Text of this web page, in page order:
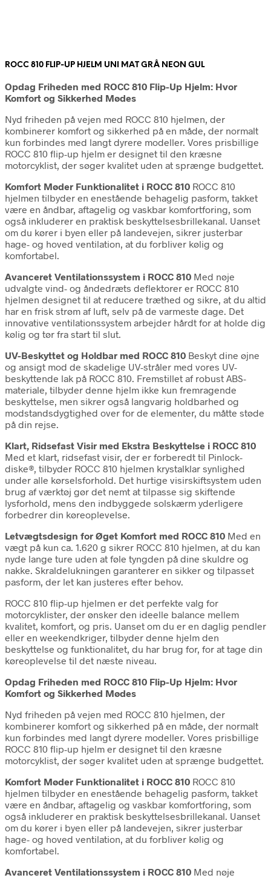
ROCC 810 FLIP-UP HJELM UNI MAT GRÅ NEON GUL
Opdag Friheden med ROCC 810 Flip-Up Hjelm: Hvor
Komfort og Sikkerhed Mødes
Nyd friheden på vejen med ROCC 810 hjelmen, der
kombinerer komfort og sikkerhed på en måde, der normalt
kun forbindes med langt dyrere modeller. Vores prisbillige
ROCC 810 flip-up hjelm er designet til den kræsne
motorcyklist, der søger kvalitet uden at sprænge budgettet.
Komfort Møder Funktionalitet i ROCC 810 ROCC 810
hjelmen tilbyder en enestående behagelig pasform, takket
være en åndbar, aftagelig og vaskbar komfortforing, som
også inkluderer en praktisk beskyttelsesbrillekanal. Uanset
om du kører i byen eller på landevejen, sikrer justerbar
hage- og hoved ventilation, at du forbliver kølig og
komfortabel.
Avanceret Ventilationssystem i ROCC 810 Med nøje
udvalgte vind- og åndedræts deflektorer er ROCC 810
hjelmen designet til at reducere træthed og sikre, at du altid
har en frisk strøm af luft, selv på de varmeste dage. Det
innovative ventilationssystem arbejder hårdt for at holde dig
kølig og tør fra start til slut.
UV-Beskyttet og Holdbar med ROCC 810 Beskyt dine øjne
og ansigt mod de skadelige UV-stråler med vores UV-
beskyttende lak på ROCC 810. Fremstillet af robust ABS-
materiale, tilbyder denne hjelm ikke kun fremragende
beskyttelse, men sikrer også langvarig holdbarhed og
modstandsdygtighed over for de elementer, du måtte støde
på din rejse.
Klart, Ridsefast Visir med Ekstra Beskyttelse i ROCC 810
Med et klart, ridsefast visir, der er forberedt til Pinlock-
diske®, tilbyder ROCC 810 hjelmen krystalklar synlighed
under alle kørselsforhold. Det hurtige visirskiftsystem uden
brug af værktøj gør det nemt at tilpasse sig skiftende
lysforhold, mens den indbyggede solskærm yderligere
forbedrer din køreoplevelse.
Letvægtsdesign for Øget Komfort med ROCC 810 Med en
vægt på kun ca. 1.620 g sikrer ROCC 810 hjelmen, at du kan
nyde lange ture uden at føle tyngden på dine skuldre og
nakke. Skraldelukningen garanterer en sikker og tilpasset
pasform, der let kan justeres efter behov.
ROCC 810 flip-up hjelmen er det perfekte valg for
motorcyklister, der ønsker den ideelle balance mellem
kvalitet, komfort, og pris. Uanset om du er en daglig pendler
eller en weekendkriger, tilbyder denne hjelm den
beskyttelse og funktionalitet, du har brug for, for at tage din
køreoplevelse til det næste niveau.
Opdag Friheden med ROCC 810 Flip-Up Hjelm: Hvor
Komfort og Sikkerhed Mødes
Nyd friheden på vejen med ROCC 810 hjelmen, der
kombinerer komfort og sikkerhed på en måde, der normalt
kun forbindes med langt dyrere modeller. Vores prisbillige
ROCC 810 flip-up hjelm er designet til den kræsne
motorcyklist, der søger kvalitet uden at sprænge budgettet.
Komfort Møder Funktionalitet i ROCC 810 ROCC 810
hjelmen tilbyder en enestående behagelig pasform, takket
være en åndbar, aftagelig og vaskbar komfortforing, som
også inkluderer en praktisk beskyttelsesbrillekanal. Uanset
om du kører i byen eller på landevejen, sikrer justerbar
hage- og hoved ventilation, at du forbliver kølig og
komfortabel.
Avanceret Ventilationssystem i ROCC 810 Med nøje